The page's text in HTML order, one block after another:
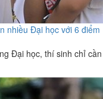
nhiều Đại học với 6 điểm
Đại học, thí sinh chỉ cần